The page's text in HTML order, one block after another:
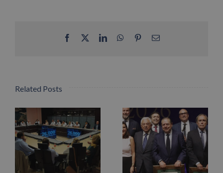
Facebook LinkedInWhatsApp
PinterestEmail
Related Posts